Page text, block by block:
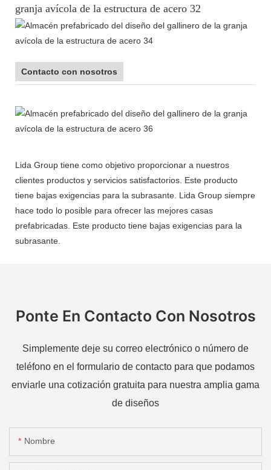
Contacto con nosotros
Lida Group tiene como objetivo proporcionar a nuestros
clientes productos y servicios satisfactorios. Este producto
tiene bajas exigencias para la subrasante. Lida Group siempre
hace todo lo posible para ofrecer las mejores casas
prefabricadas. Este producto tiene bajas exigencias para la
subrasante.
Ponte En Contacto Con Nosotros
Simplemente deje su correo electrónico o número de
teléfono en el formulario de contacto para que podamos
enviarle una cotización gratuita para nuestra amplia gama
de diseños
Nombre